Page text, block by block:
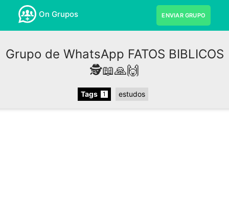
On Grupos ENVIAR GRUPO
Grupo de WhatsApp FATOS BIBLICOS
🕵📖🙏🙌
Tags 1 estudos